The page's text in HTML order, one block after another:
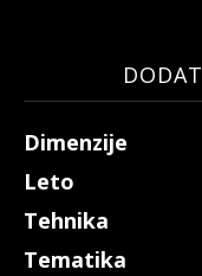
Dimenzije
Leto
Tehnika
Tematika